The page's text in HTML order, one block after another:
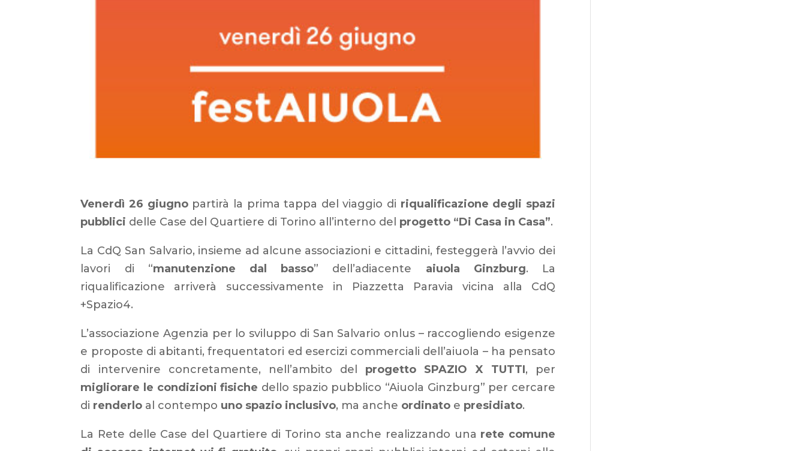
Venerdì 26 giugnopartirà la prima tappa del viaggio di riqualificazione degli spazi
pubblici delle Case del Quartiere di Torino all’interno del progetto “Di Casa in Casa”.
La CdQ San Salvario, insieme ad alcune associazioni e cittadini, festeggerà l’avvio dei
lavori di “manutenzione dal basso” dell’adiacente aiuola Ginzburg. La
riqualificazione arriverà successivamente in
Piazzetta Paravia vicina alla CdQ
+Spazio4.
L’associazione Agenzia per lo sviluppo di San Salvario onlus – raccogliendo esigenze
e proposte di abitanti, frequentatori ed esercizi commerciali dell’aiuola – ha pensato
di intervenire concretamente, nell’ambito del progetto SPAZIO X TUTTI, per
migliorare le condizioni fisiche dello spazio pubblico “Aiuola Ginzburg” per cercare
di renderlo al contempo uno spazio inclusivo, ma anche ordinato e presidiato.
La Rete delle Case del Quartiere di Torino sta anche realizzando una rete comune